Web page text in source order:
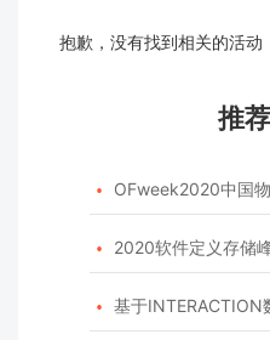
抱歉，没有找到相关的活
推
 OFweek2020中国
 2020软件定义存储
 基于INTERACTION数据